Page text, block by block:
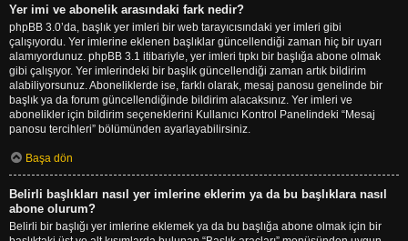
Yer imi ve abonelik arasındaki fark nedir?
phpBB 3.0’da, başlık yer imleri bir web tarayıcısındaki yer imleri gibi
çalışıyordu. Yer imlerine eklenen başlıklar güncellendiği zaman hiç bir uyarı
alamıyordunuz. phpBB 3.1 itibariyle, yer imleri tıpkı bir başlığa abone olmak
gibi çalışıyor. Yer imlerindeki bir başlık güncellendiği zaman artık bildirim
alabiliyorsunuz. Aboneliklerde ise, farklı olarak, mesaj panosu genelinde bir
başlık ya da forum güncellendiğinde bildirim alacaksınız. Yer imleri ve
abonelikler için bildirim seçeneklerini Kullanıcı Kontrol Panelindeki “Mesaj
panosu tercihleri” bölümünden ayarlayabilirsiniz.
Başa dön
Belirli başlıkları nasıl yer imlerine eklerim ya da bu başlıklara nasıl
abone olurum?
Belirli bir başlığı yer imlerine eklemek ya da bu başlığa abone olmak için bir